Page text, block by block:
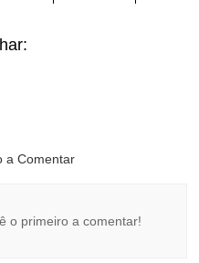
a Comentar
o primeiro a comentar!